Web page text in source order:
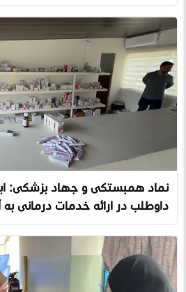
نماد همبستگی و جهاد پزشکی:
داوطلب در ارائه خدمات درمانی به